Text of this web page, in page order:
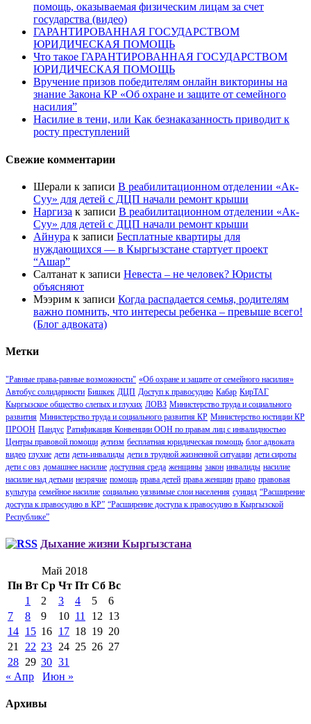
помощь, оказываемая физическим лицам за счет
государства (видео)
ГАРАНТИРОВАННАЯ ГОСУДАРСТВОМ
ЮРИДИЧЕСКАЯ ПОМОЩЬ
Что такое ГАРАНТИРОВАННАЯ ГОСУДАРСТВОМ
ЮРИДИЧЕСКАЯ ПОМОЩЬ
Вручение призов победителям онлайн викторины на
знание Закона КР «Об охране и защите от семейного
насилия”
Насилие в тени, или Как безнаказанность приводит к
росту преступлений
Свежие комментарии
Шерали к записи В реабилитационном отделении «Ак-
Суу» для детей с ДЦП начали ремонт крыши
Наргиза к записи В реабилитационном отделении «Ак-
Суу» для детей с ДЦП начали ремонт крыши
Айнура к записи Бесплатные квартиры для
нуждающихся — в Кыргызстане стартует проект
“Ашар”
Салтанат к записи Невеста – не человек? Юристы
объясняют
Мээрим к записи Когда распадается семья, родителям
важно помнить, что интересы ребенка – превыше всего!
(Блог адвоката)
Метки
"Равные права-равные возможности" «Об охране и защите от семейного насилия»
Автобус солидарности Бишкек ДЦП Доступ к правосудию Кабар КирТАГ
Кыргызское общество слепых и глухих ЛОВЗ Министерство труда и социального
развития Министерство труда и социального развития КР Министерство юстиции КР
ПРООН Пандус Ратификация Конвенции ООН по правам лиц с инвалидностью
Центры правовой помощи аутизм бесплатная юридическая помощь блог адвоката
видео глухие дети дети-инвалиды дети в трудной жизненной ситуации дети сироты
дети с овз домашнее насилие доступная среда женщины закон инвалиды насилие
насилие над детьми незрячие помощь права детей права женщин право правовая
культура семейное насилие социально уязвимые слои населения суицид “Расширение
доступа к правосудию в КР” “Расширение доступа к правосудию в Кыргызской
Республике”
Дыхание жизни Кыргызстана
Май 2018
Пн Вт Ср Чт Пт Сб Вс
1
2 3 4 5
6
7
8 9 10 11 12 13
14 15 16 17 18 19 20
21
22 23 24 25 26 27
28 29 30 31
« Апр
Июн »
Архивы